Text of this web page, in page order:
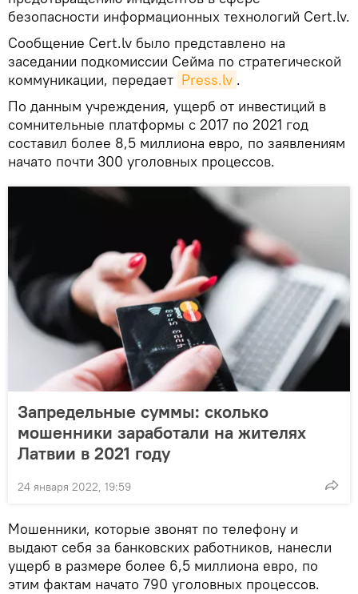
безопасности информационных технологий Cert.lv.
Сообщение Cert.lv было представлено на
заседании подкомиссии Сейма по стратегической
коммуникации, передает Press.lv .
По данным учреждения, ущерб от инвестиций в
сомнительные платформы с 2017 по 2021 год
составил более 8,5 миллиона евро, по заявлениям
начато почти 300 уголовных процессов.
Запредельные суммы: сколько
мошенники заработали на жителях
Латвии в 2021 году
24 января 2022, 19:59
Мошенники, которые звонят по телефону и
выдают себя за банковских работников, нанесли
ущерб в размере более 6,5 миллиона евро, по
этим фактам начато 790 уголовных процессов.